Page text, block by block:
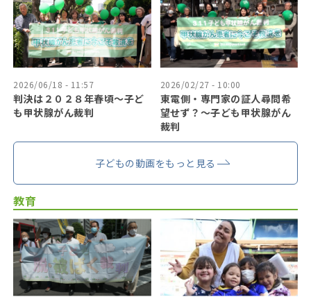
2026/06/18 - 11:57
判決は２０２８年春頃〜子ど
も甲状腺がん裁判
2026/02/27 - 10:00
東電側・専門家の証人尋問希
望せず？〜子ども甲状腺がん
裁判
子どもの動画をもっと見る
教育